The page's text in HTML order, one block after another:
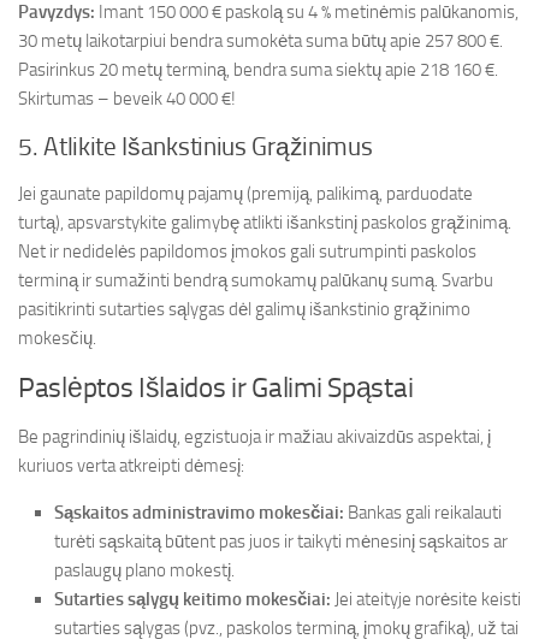
Pavyzdys: Imant 150 000 € paskolą su 4 % metinėmis palūkanomis,
30 metų laikotarpiui bendra sumokėta suma būtų apie 257 800 €.
Pasirinkus 20 metų terminą, bendra suma siektų apie 218 160 €.
Skirtumas – beveik 40 000 €!
5. Atlikite Išankstinius Grąžinimus
Jei gaunate papildomų pajamų (premiją, palikimą, parduodate
turtą), apsvarstykite galimybę atlikti išankstinį paskolos grąžinimą.
Net ir nedidelės papildomos įmokos gali sutrumpinti paskolos
terminą ir sumažinti bendrą sumokamų palūkanų sumą. Svarbu
pasitikrinti sutarties sąlygas dėl galimų išankstinio grąžinimo
mokesčių.
Paslėptos Išlaidos ir Galimi Spąstai
Be pagrindinių išlaidų, egzistuoja ir mažiau akivaizdūs aspektai, į
kuriuos verta atkreipti dėmesį:
Sąskaitos administravimo mokesčiai: Bankas gali reikalauti
turėti sąskaitą būtent pas juos ir taikyti mėnesinį sąskaitos ar
paslaugų plano mokestį.
Sutarties sąlygų keitimo mokesčiai: Jei ateityje norėsite keisti
sutarties sąlygas (pvz., paskolos terminą, įmokų grafiką), už tai